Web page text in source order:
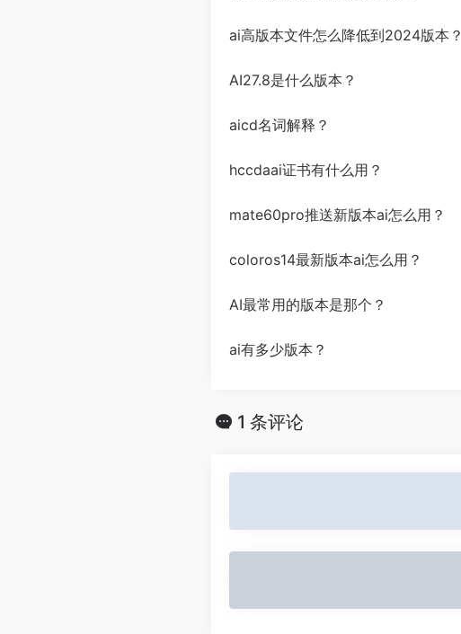
ai高版本文件怎么降低到2024版本？
AI27.8是什么版本？
aicd名词解释？
hccdaai证书有什么用？
mate60pro推送新版本ai怎么用？
coloros14最新版本ai怎么用？
AI最常用的版本是那个？
ai有多少版本？
1 条评论